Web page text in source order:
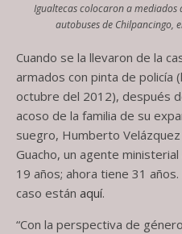
Igualtecas colocaron a mediados
autobuses de Chilpancingo,
Cuando se la llevaron de la
armados con pinta de policía
octubre del 2012), después
acoso de la familia de su
suegro, Humberto
Guacho, un agente
19 años; ahora tiene 31
caso están aquí.
“Con la perspectiva de